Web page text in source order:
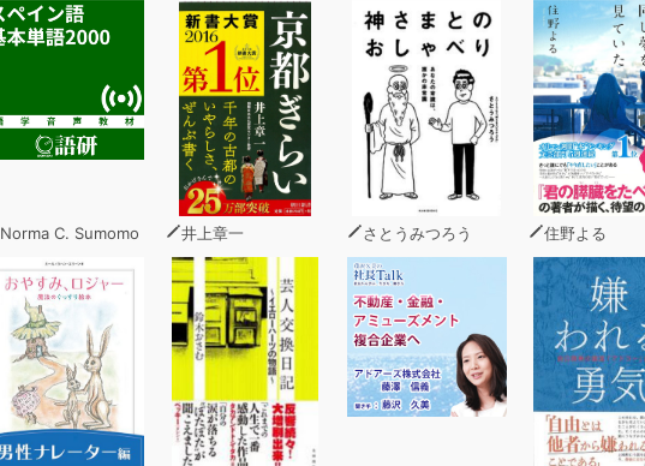
Norma C. Sumomo 井上章一 さとうみつろう 住野よる